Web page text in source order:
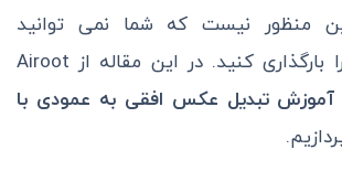
منظور نیست که شما نمی توانید
عکس‌های افقی را بارگذاری کنید. در این مقاله از Airoot
آموزشتبدیل عکس افقی به عمودی با